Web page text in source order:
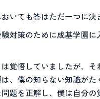
いても答はただ一つに決
対策のために成基学園
覚悟していましたが、
、僕の知らない知識が
を正解し、僕は自分